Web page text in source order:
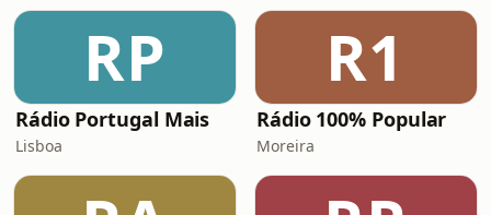
RP
Rádio Portugal Mais
Lisboa
R1
Rádio 100% Popular
Moreira